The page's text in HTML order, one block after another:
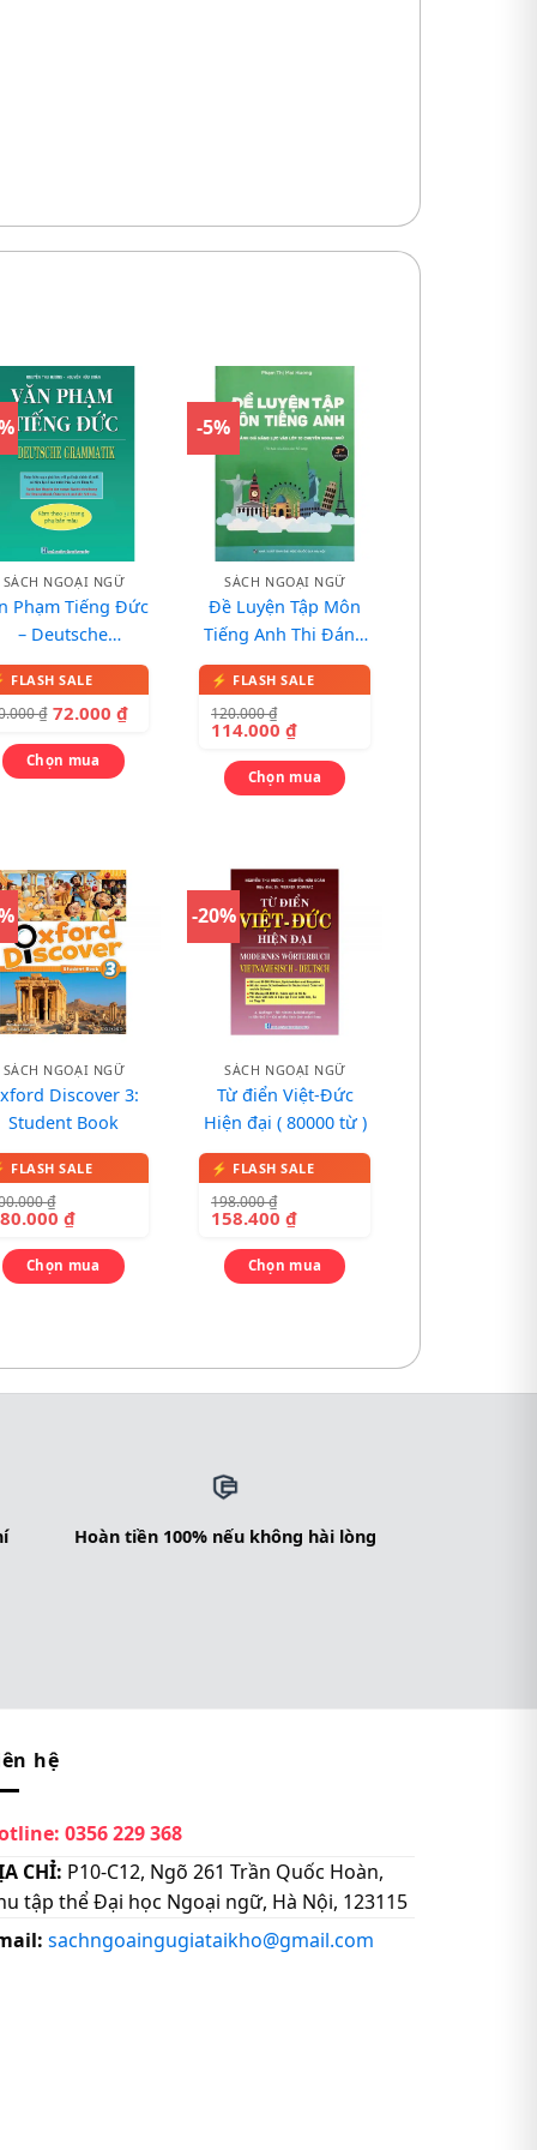
SÁCH NGOẠI NGỮ
Phạm Tiếng Đức
– Deutsche
(Kèm
32 Trang Phụ
Bản Màu)
₫ 72.000 ₫
Chọn mua
-5%
SÁCH NGOẠI NGỮ
Đề Luyện Tập Môn
Tiếng Anh Thi Đánh
Giá Năng Lực Vào
Lớp 10 (Chuyên
Ngoại Ngữ)
120.000₫
114.000₫
Chọn mua
SÁCH NGOẠI NGỮ
Discover 3:
Student Book
₫
₫
Chọn mua
-20%
SÁCH NGOẠI NGỮ
Từ điển Việt-Đức
Hiện đại ( 80000 từ )
198.000₫
158.400₫
Chọn mua
Hoàn tiền 100% nếu không hài lòng
hệ
0356 229 368
CHỈ: P10-C12, Ngõ 261 Trần Quốc Hoàn,
tập thể Đại học Ngoại ngữ, Hà Nội, 123115
sachngoaingugiataikho@gmail.com